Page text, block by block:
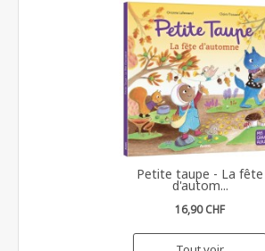
Petite taupe - La fête
d'autom...
16,90 CHF